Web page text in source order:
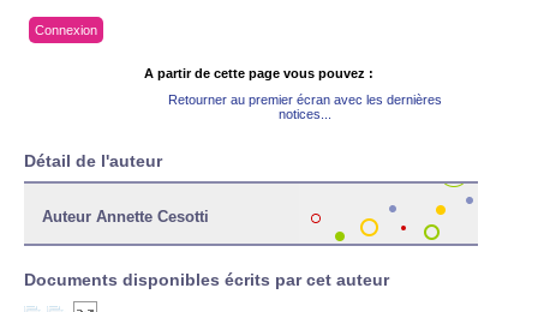
Connexion
A partir de cette page vous pouvez :
Retourner au premier écran avec les dernières
notices...
Détail de l'auteur
Auteur Annette Cesotti
Documents disponibles écrits par cet auteur